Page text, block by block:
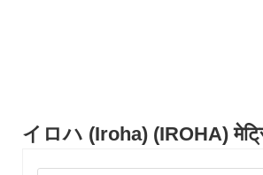
イロハ (Iroha) (IROHA)